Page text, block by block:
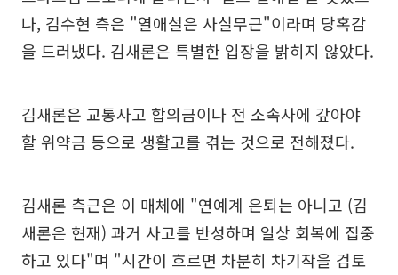
나, 김수현 측은 "열애설은 사실무근"이라며 당혹감
을 드러냈다. 김새론은 특별한 입장을 밝히지 않았다.
김새론은 교통사고 합의금이나 전 소속사에 갚아야
할 위약금 등으로 생활고를 겪는 것으로 전해졌다.
김새론 측근은 이 매체에 "연예계 은퇴는 아니고 (김
새론은 현재) 과거 사고를 반성하며 일상 회복에 집중
하고 있다"며 "시간이 흐르면 차분히 차기작을 검토